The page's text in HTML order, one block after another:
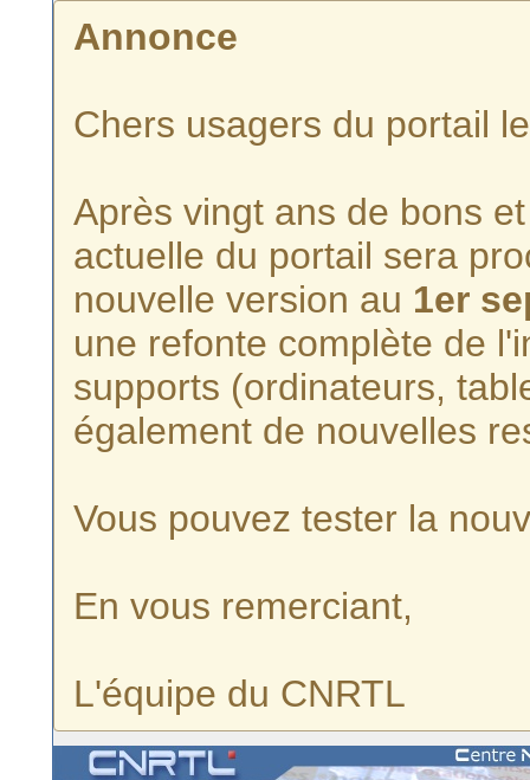
Annonce
Chers usagers du portail
Après vingt ans de bons
actuelle du portail sera
nouvelle version au 1er
une refonte complète de
supports (ordinateurs,
également de nouvelles
Vous pouvez tester la
En vous remerciant,
L'équipe du CNRTL